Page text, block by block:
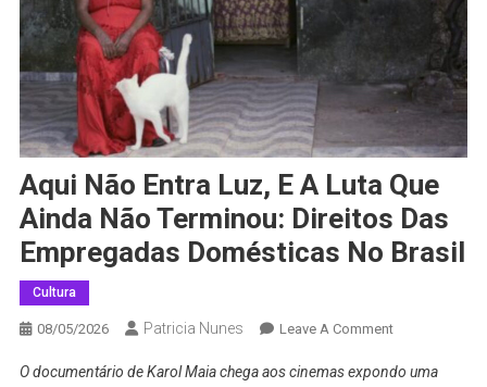
Aqui Não Entra Luz, E A Luta Que
Ainda Não Terminou: Direitos Das
Empregadas Domésticas No Brasil
Cultura
08/05/2026 Patricia Nunes Leave A CommentOn
Não
O documentário de Karol Maia chega aos cinemas expondo uma